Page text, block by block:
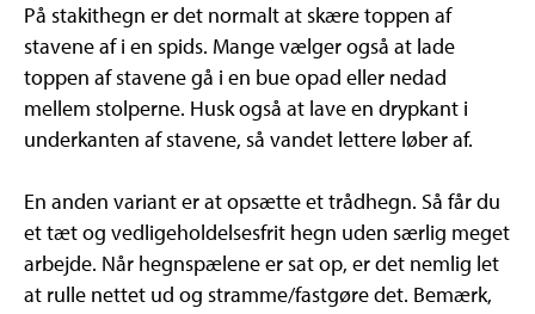
På stakithegn er det normalt at skære toppen af
stavene af i en spids. Mange vælger også at lade
toppen af stavene gå i en bue opad eller nedad
mellem stolperne. Husk også at lave en drypkant i
underkanten af stavene, så vandet lettere løber af.
En anden variant er at opsætte et trådhegn. Så får du
et tæt og vedligeholdelsesfrit hegn uden særlig meget
arbejde. Når hegnspælene er sat op, er det nemlig let
at rulle nettet ud og stramme/fastgøre det. Bemærk,